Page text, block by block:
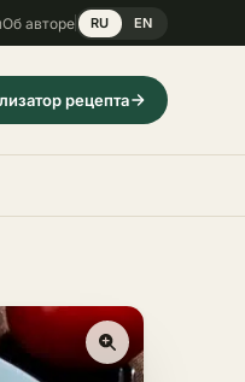
Об авторе RU EN
рецепта